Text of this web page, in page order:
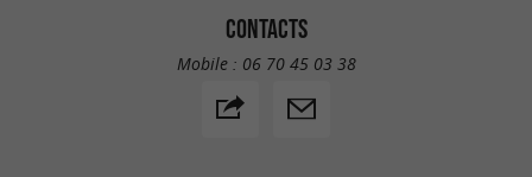
CONTACTS
Mobile : 06 70 45 03 38